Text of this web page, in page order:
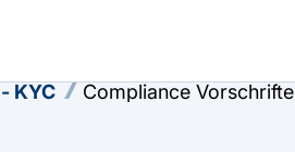
KYC Compliance